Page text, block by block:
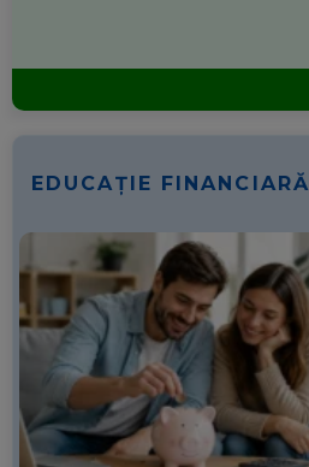
EDUCAȚIE FINANCIARĂ